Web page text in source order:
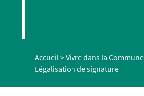
Accueil>Vivre dans la Commune
Légalisation de signature